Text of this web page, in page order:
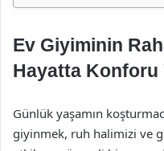
Ev Giyiminin
Hayatta Konforu
Günlük yaşamın
giyinmek, ruh halimizi ve